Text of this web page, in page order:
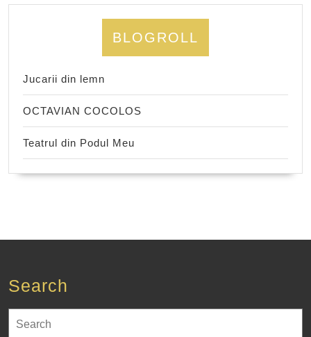
BLOGROLL
Jucarii din lemn
OCTAVIAN COCOLOS
Teatrul din Podul Meu
Search
for: